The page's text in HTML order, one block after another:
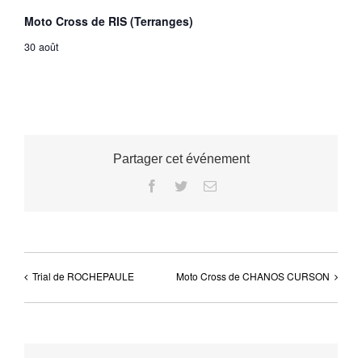
Moto Cross de RIS (Terranges)
30 août
Partager cet événement
Facebook
TwitterEmail
Trial de ROCHEPAULE Moto Cross de CHANOS CURSON